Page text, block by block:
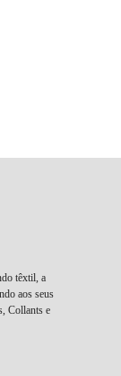
têxtil, a
aos seus
Collants e